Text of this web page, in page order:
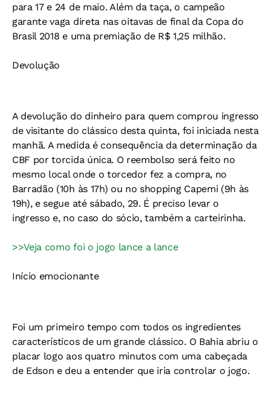
para 17 e 24 de maio. Além da taça, o campeão
garante vaga direta nas oitavas de final da Copa do
Brasil 2018 e uma premiação de R$ 1,25 milhão.
Devolução
A devolução do dinheiro para quem comprou ingresso
de visitante do clássico desta quinta, foi iniciada nesta
manhã. A medida é consequência da determinação da
CBF por torcida única. O reembolso será feito no
mesmo local onde o torcedor fez a compra, no
Barradão (10h às 17h) ou no shopping Capemi (9h às
19h), e segue até sábado, 29. É preciso levar o
ingresso e, no caso do sócio, também a carteirinha.
>>Veja como foi o jogo lance a lance
Início emocionante
Foi um primeiro tempo com todos os ingredientes
característicos de um grande clássico. O Bahia abriu o
placar logo aos quatro minutos com uma cabeçada
de Edson e deu a entender que iria controlar o jogo.